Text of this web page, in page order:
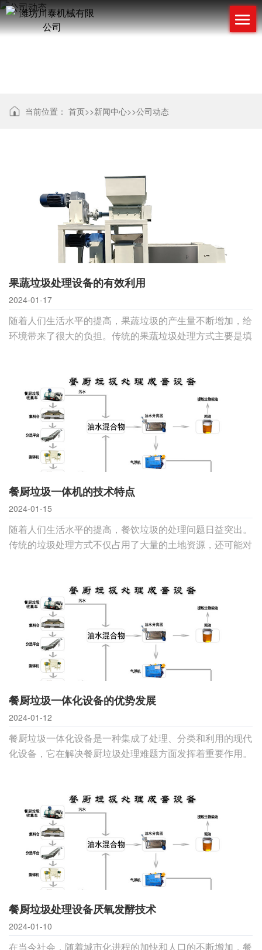
当前位置： 首页>>新闻中心>>公司动态
果蔬垃圾处理设备的有效利用
2024-01-17
随着人们生活水平的提高，果蔬垃圾的产生量不断增加，给
环境带来了很大的负担。传统的果蔬垃圾处理方式主要是填
具有非常重要的意义。首先，果蔬垃圾处理设备能够有效地
减少垃圾的体积和重量，使其变得更加容易处
餐厨垃圾一体机的技术特点
2024-01-15
随着人们生活水平的提高，餐饮垃圾的处理问题日益突出。
传统的垃圾处理方式不仅占用了大量的土地资源，还可能对
以及应用场景，帮助读者更好地了解这一环保产品。一、餐
厨垃圾一体机的工作原理餐厨垃圾一体机是一
餐厨垃圾一体化设备的优势发展
2024-01-12
餐厨垃圾一体化设备是一种集成了处理、分类和利用的现代
化设备，它在解决餐厨垃圾处理难题方面发挥着重要作用。
化设备的工作原理、优势及未来发展等方面进行探讨。背景
随着城市化进程的加速和人口的增长，餐厨垃圾
餐厨垃圾处理设备厌氧发酵技术
2024-01-10
在当今社会，随着城市化进程的加快和人口的不断增加，餐